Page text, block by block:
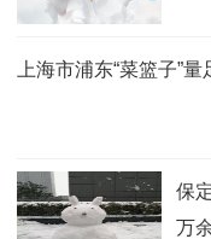
上海市浦东“菜篮子”
保
万